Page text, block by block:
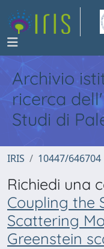
Archivio
ricerca
Studi di
IRIS 10447/646704
Richiedi una
Coupling the
Scattering
Greenstein